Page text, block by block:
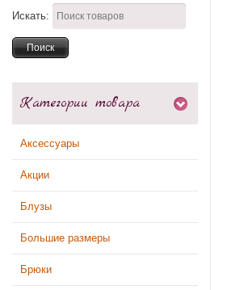
Искать:
Категории товара
Аксессуары
Акции
Блузы
Большие размеры
Брюки